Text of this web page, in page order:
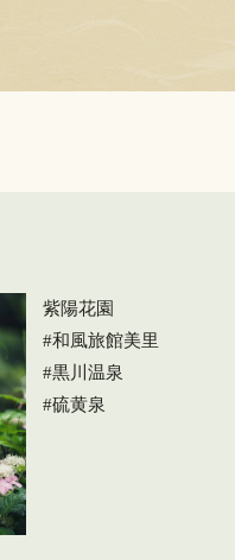
紫陽花園
#和風旅館美里
#黒川温泉
#硫黄泉